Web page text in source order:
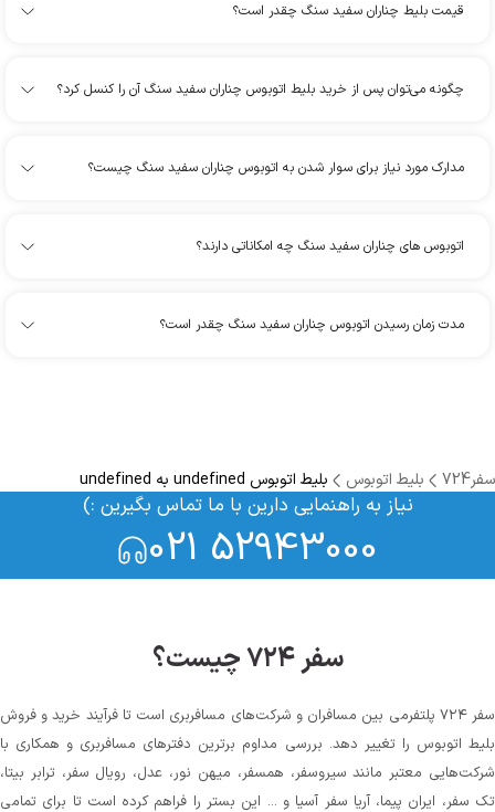
قیمت بلیط چناران سفید سنگ چقدر است؟
چگونه می‌توان پس از خرید بلیط اتوبوس چناران سفید سنگ آن را کنسل کرد؟
مدارک مورد نیاز برای سوار شدن به اتوبوس چناران سفید سنگ چیست؟
اتوبوس های چناران سفید سنگ چه امکاناتی دارند؟
مدت زمان رسیدن اتوبوس چناران سفید سنگ چقدر است؟
سفر724 بلیط اتوبوس بلیط اتوبوس undefined به undefined
نیاز به راهنمایی دارین با ما تماس بگیرین :)
021 52943000
سفر ۷۲۴ چیست؟
سفر ۷۲۴ پلتفرمی بین مسافران و شرکت‌های مسافربری است تا فرآیند خرید و فروش
بلیط اتوبوس را تغییر دهد. بررسی مداوم برترین دفترهای مسافربری و همکاری با
شرکت‌هایی معتبر مانند سیروسفر، همسفر، میهن‌ نور، عدل، رویال سفر، ترابر بیتا،
تک سفر، ایران پیما، آریا سفر آسیا و ... این بستر را فراهم کرده است تا برای تمامی